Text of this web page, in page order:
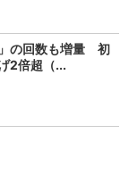
の回数も増量 初
2倍超（...